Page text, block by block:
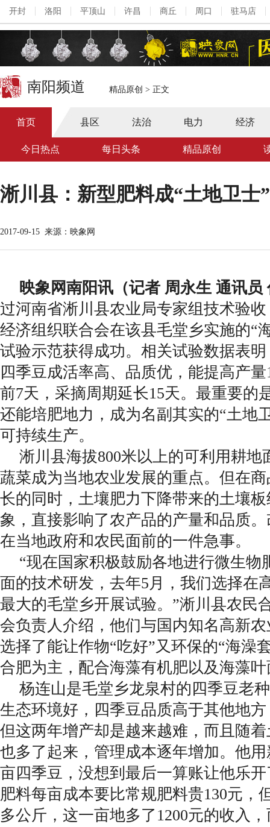
开封 洛阳 平顶山 许昌 商丘 周口 驻马店
南阳频道 精品原创 > 正文
首页 县区 法治 电力 经济
今日热点 每日头条 精品原创
淅川县：新型肥料成“土地卫士”
2017-09-15 来源：映象网
映象网南阳讯（记者 周永生 通讯员
过河南省淅川县农业局专家组技术验
经济组织联合会在该县毛堂乡实施的“
试验示范获得成功。相关试验数据表
四季豆成活率高、品质优，能提高产
前7天，采摘周期延长15天。最重要的
还能培肥地力，成为名副其实的“土地
可持续生产。
淅川县海拔800米以上的可利用耕地
蔬菜成为当地农业发展的重点。但在
长的同时，土壤肥力下降带来的土壤
象，直接影响了农产品的产量和品质
在当地政府和农民面前的一件急事。
“现在国家积极鼓励各地进行微生物
面的技术研发，去年5月，我们选择在
最大的毛堂乡开展试验。”淅川县农民
会负责人介绍，他们与国内知名高新
选择了能让作物“吃好”又环保的“海澡
合肥为主，配合海藻有机肥以及海藻
杨连山是毛堂乡龙泉村的四季豆老
生态环境好，四季豆品质高于其他地
但这两年增产却是越来越难，而且随
也多了起来，管理成本逐年增加。他
亩四季豆，没想到最后一算账让他乐
肥料每亩成本要比常规肥料贵130元，
多公斤，这一亩地多了1200元的收入